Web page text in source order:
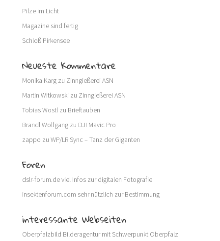
Pilze im Licht
Magazine sind fertig
Schloß Pirkensee
Neueste Kommentare
Monika Kargzu Zinngießerei ASN
Martin Witkowski zu Zinngießerei ASN
Tobias Wostlzu Brieftauben
Brandl Wolfgangzu DJI Mavic Pro
zappo zu WP/LR Sync – Tanz der Giganten
Foren
dslr-forum.deviel Infos zur digitalen Fotografie
insektenforum.com sehr nützlich zur Bestimmung
interessante Webseiten
Oberpfalzbild Bilderagentur mit Schwerpunkt Oberpfalz